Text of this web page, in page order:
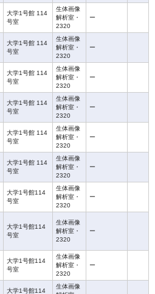
大学1号館 114
号室
生体画像
解析室・
2320
ー
大学1号館 114
号室
生体画像
解析室・
2320
ー
大学1号館 114
号室
生体画像
解析室・
2320
ー
大学1号館 114
号室
生体画像
解析室・
2320
ー
大学1号館 114
号室
生体画像
解析室・
2320
ー
大学1号館 114
号室
生体画像
解析室・
2320
ー
大学1号館114
号室
生体画像
解析室・
2320
ー
大学1号館114
号室
生体画像
解析室・
2320
ー
大学1号館114
号室
生体画像
解析室・
2320
ー
大学1号館114
生体画像